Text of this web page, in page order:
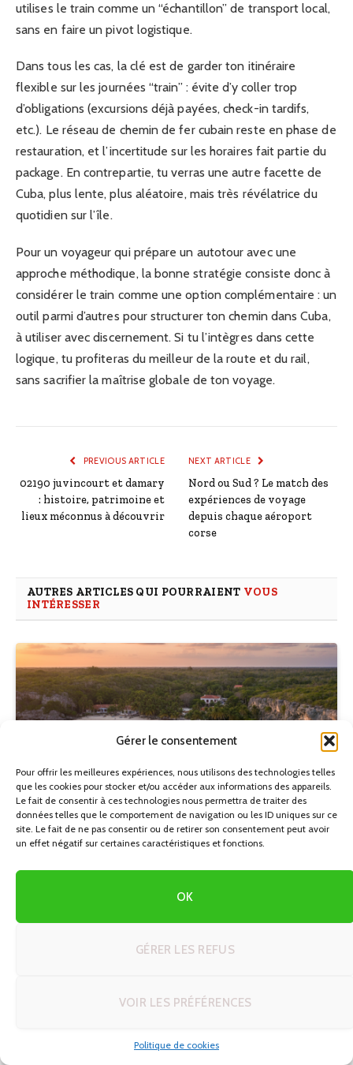
Gérer le consentement
Pour offrir les meilleures expériences, nous utilisons des technologies telles
que les cookies pour stocker et/ou accéder aux informations des appareils.
Le fait de consentir à ces technologies nous permettra de traiter des
données telles que le comportement de navigation ou les ID uniques sur ce
site. Le fait de ne pas consentir ou de retirer son consentement peut avoir
un effet négatif sur certaines caractéristiques et fonctions.
OK
GÉRER LES REFUS
VOIR LES PRÉFÉRENCES
Politique de cookies
utilises le train comme un “échantillon” de transport local,
sans en faire un pivot logistique.
Dans tous les cas, la clé est de garder ton itinéraire
flexible sur les journées “train” : évite d’y coller trop
d’obligations (excursions déjà payées, check-in tardifs,
etc.). Le réseau de chemin de fer cubain reste en phase de
restauration, et l’incertitude sur les horaires fait partie du
package. En contrepartie, tu verras une autre facette de
Cuba, plus lente, plus aléatoire, mais très révélatrice du
quotidien sur l’île.
Pour un voyageur qui prépare un autotour avec une
approche méthodique, la bonne stratégie consiste donc à
considérer le train comme une option complémentaire : un
outil parmi d’autres pour structurer ton chemin dans Cuba,
à utiliser avec discernement. Si tu l’intègres dans cette
logique, tu profiteras du meilleur de la route et du rail,
sans sacrifier la maîtrise globale de ton voyage.
PREVIOUS ARTICLE
02190 juvincourt et damary
: histoire, patrimoine et
lieux méconnus à découvrir
NEXT ARTICLE
Nord ou Sud ? Le match des
expériences de voyage
depuis chaque aéroport
corse
AUTRES ARTICLES QUI POURRAIENT VOUS
INTÉRESSER
La Baie des Cochons : Un Tournant Historique et Ses
04/05/2026